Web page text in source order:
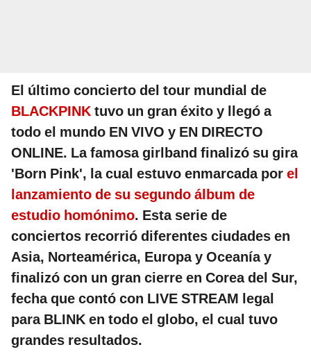
El último concierto del tour mundial de
BLACKPINK tuvo un gran éxito y llegó a
todo el mundo EN VIVO y EN DIRECTO
ONLINE. La famosa girlband finalizó su gira
'Born Pink', la cual estuvo enmarcada por el
lanzamiento de su segundo álbum de
estudio homónimo. Esta serie de
conciertos recorrió diferentes ciudades en
Asia, Norteamérica, Europa y Oceanía y
finalizó con un gran cierre en Corea del Sur,
fecha que contó con LIVE STREAM legal
para BLINK en todo el globo, el cual tuvo
grandes resultados.